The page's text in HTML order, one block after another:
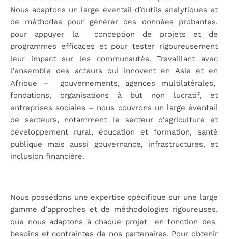
Nous adaptons un large éventail d’outils analytiques et
de méthodes pour générer des données probantes,
pour appuyer la conception de projets et de
programmes efficaces et pour tester rigoureusement
leur impact sur les communautés. Travaillant avec
l’ensemble des acteurs qui innovent en Asie et en
Afrique – gouvernements, agences multilatérales,
fondations, organisations à but non lucratif, et
entreprises sociales – nous couvrons un large éventail
de secteurs, notamment le secteur d’agriculture et
développement rural, éducation et formation, santé
publique mais aussi gouvernance, infrastructures, et
inclusion financière.
Nous possédons une expertise spécifique sur une large
gamme d’approches et de méthodologies rigoureuses,
que nous adaptons à chaque projet en fonction des
besoins et contraintes de nos partenaires. Pour obtenir